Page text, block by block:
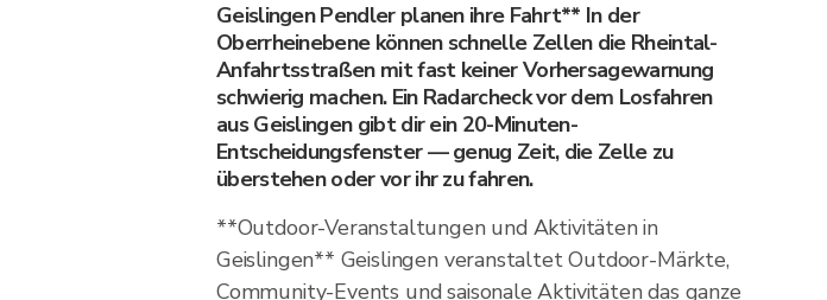
Geislingen Pendler planen ihre Fahrt** In der
Oberrheinebene können schnelle Zellen die Rheintal-
Anfahrtsstraßen mit fast keiner Vorhersagewarnung
schwierig machen. Ein Radarcheck vor dem Losfahren
aus Geislingen gibt dir ein 20-Minuten-
Entscheidungsfenster — genug Zeit, die Zelle zu
überstehen oder vor ihr zu fahren.
**Outdoor-Veranstaltungen und Aktivitäten in
Geislingen** Geislingen veranstaltet Outdoor-Märkte,
Community-Events und saisonale Aktivitäten das ganze